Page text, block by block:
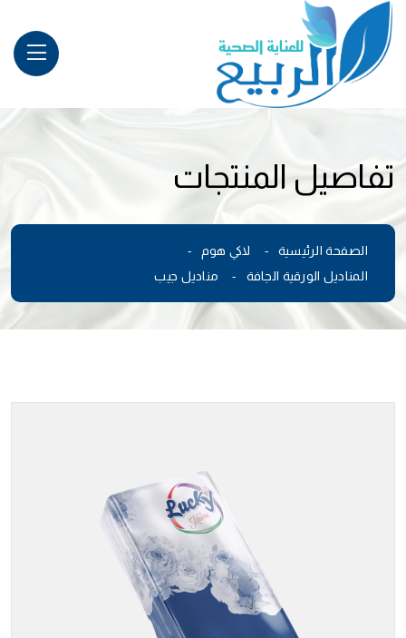
تفاصيل المنتجات
الصفحة الرئيسية
لاكي هوم
المناديل الورقية الجافة
مناديل جيب